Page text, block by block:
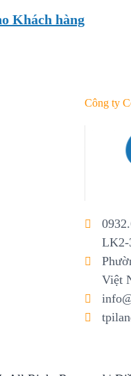
Khách hàng
Công ty
LK2-
Việt